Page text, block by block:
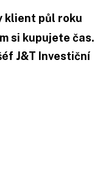
klient půl roku
si kupujete čas.
J&T Investiční